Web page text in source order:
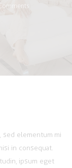
sed elementum mi
in consequat.
ipsum eget